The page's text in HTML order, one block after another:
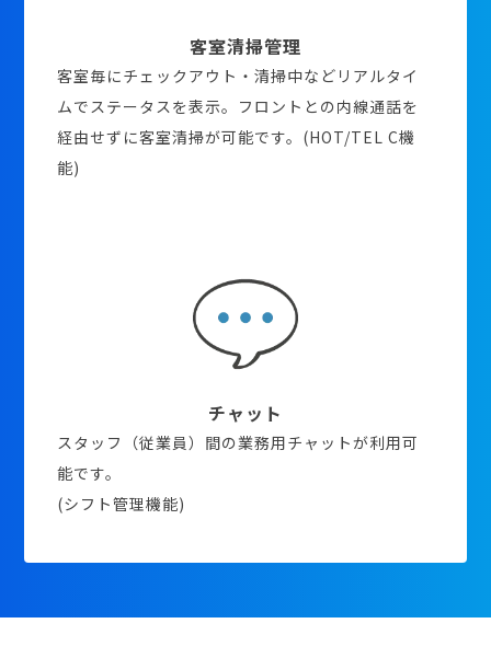
客室清掃管理
客室毎にチェックアウト・清掃中などリアルタイ
ムでステータスを表示。フロントとの内線通話を
経由せずに客室清掃が可能です。(HOT/TEL C機
能)
チャット
スタッフ（従業員）間の業務用チャットが利用可
能です。
(シフト管理機能)